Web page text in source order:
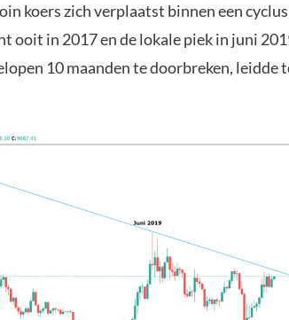
koers zich verplaatst binnen een
ooit in 2017 en de lokale piek in juni
10 maanden te doorbreken, leidde